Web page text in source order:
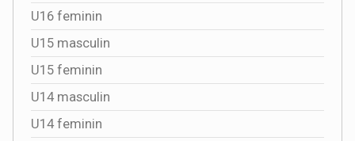
U16 feminin
U15 masculin
U15 feminin
U14 masculin
U14 feminin